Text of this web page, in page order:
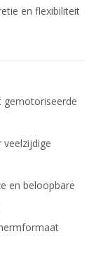
en flexibiliteit
gemotoriseerde
veelzijdige
en beloopbare